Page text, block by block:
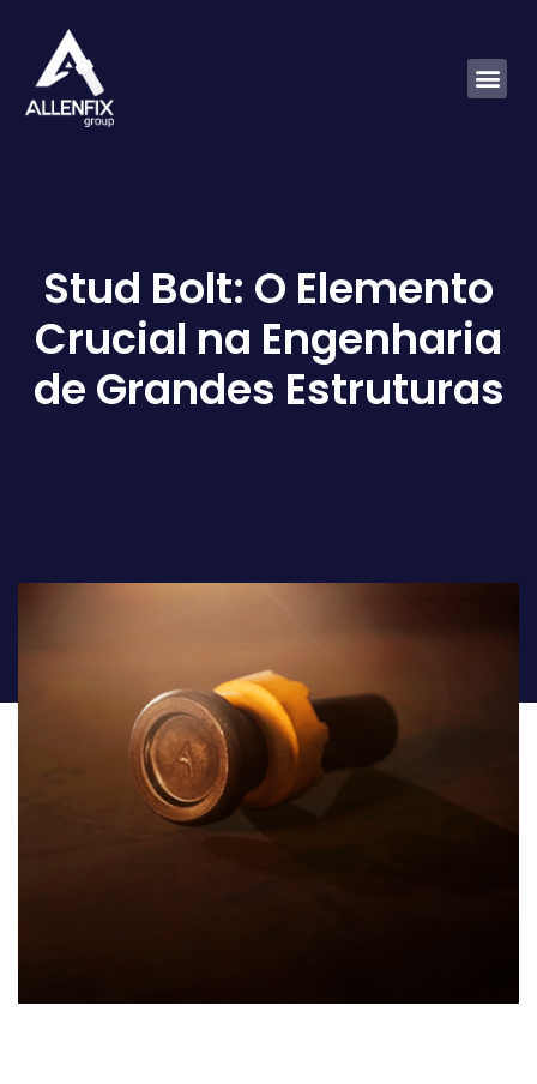
Stud Bolt: O Elemento
Crucial na Engenharia
de Grandes Estruturas